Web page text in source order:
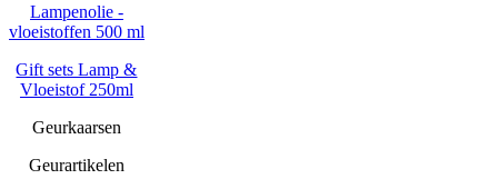
Lampenolie -
vloeistoffen 500 ml
Gift sets Lamp &
Vloeistof 250ml
Geurkaarsen
Geurartikelen